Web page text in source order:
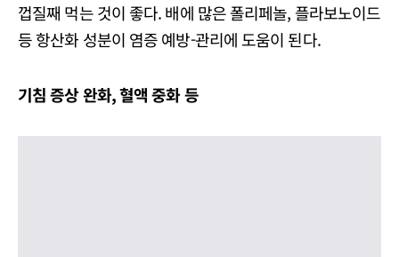
껍질째 먹는 것이 좋다. 배에 많은 폴리페놀, 플라보노이드
등 항산화 성분이 염증 예방-관리에 도움이 된다.
기침 증상 완화, 혈액 중화 등